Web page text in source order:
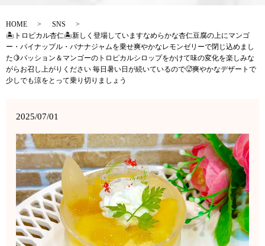
HOME
SNS
🏝️トロピカル杏仁🏝️新しく登場していますなめらかな杏仁豆腐の上にマンゴ
ー・パイナップル・バナナジャムを乗せ爽やかなレモンゼリーで閉じ込めまし
た🍋パッション＆マンゴーのトロピカルシロップをかけて味の変化を楽しみな
がらお召し上がりください 毎日暑い日が続いているので🥵爽やかなデザートで
少しでも涼をとって乗り切りましょう
2025/07/01